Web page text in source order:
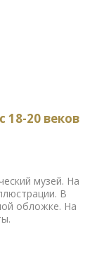
18-20 веков
музей. На
В
обложке. На